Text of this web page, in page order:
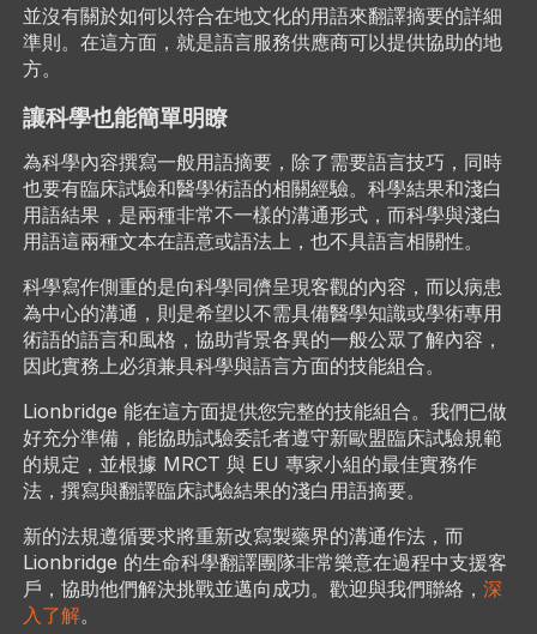
並沒有關於如何以符合在地文化的用語來翻譯摘要的詳細
準則。在這方面，就是語言服務供應商可以提供協助的地
方。​
讓科學也能簡單明瞭
為科學內容撰寫一般用語摘要​，除了需要語言技巧，同時
也要有臨床試驗和醫學術語的相關經驗。科學結果和淺白
用語結果，是兩種非常不一樣的溝通形式，而科學與淺白
用語這兩種文本在語意或語法上，也不具語言相關性。
科學寫作側重的是向科學同儕​呈現客觀的內容，而以病患
為中心的溝通，則是希望以不需具備醫學知識或學術專用
術語的語言和風格，協助背景各異的一般公眾了解內容，
因此實務上必須兼具科學與語言方面的技能組合。​
Lionbridge 能在這方面提供您完整的技能組合。我們已做
好充分準備，能協助試驗委託者遵守新歐盟臨床試驗規範
的規定，並根據 MRCT 與 EU 專家小組的最佳實務作
法，撰寫與翻譯臨床試驗結果的淺白用語摘要。
新的法規遵循要求將重新改寫製藥界的溝通作法，而
Lionbridge 的生命科學翻譯團隊​非常樂意在過程中支援客
戶，協助他們解決挑戰並邁向成功。歡迎與我們聯絡， 深
入了解。​